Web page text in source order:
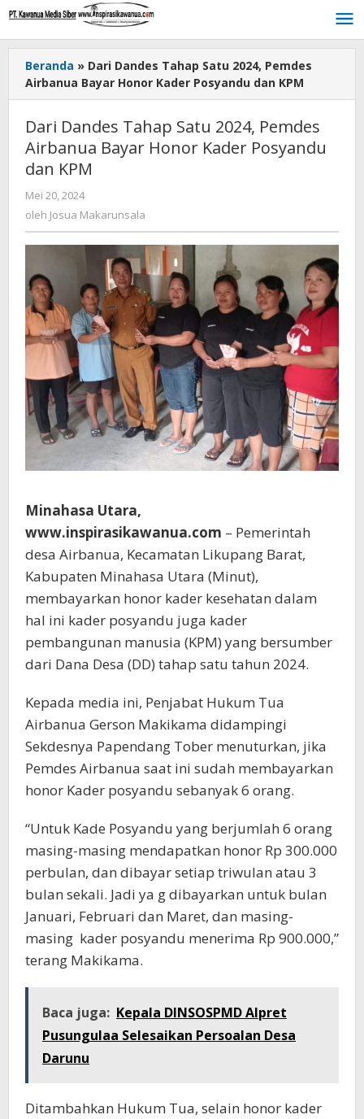
Lewati
konten
Beranda » Dari Dandes Tahap Satu 2024, Pemdes
Airbanua Bayar Honor Kader Posyandu dan KPM
Dari Dandes Tahap Satu 2024, Pemdes
Airbanua Bayar Honor Kader Posyandu
dan KPM
Mei 20, 2024
Josua
oleh Josua Makarunsala
Minahasa Utara,
www.inspirasikawanua.com – Pemerintah
desa Airbanua, Kecamatan Likupang Barat,
Kabupaten Minahasa Utara (Minut),
membayarkan honor kader kesehatan dalam
hal ini kader posyandu juga kader
pembangunan manusia (KPM) yang bersumber
dari Dana Desa (DD) tahap satu tahun 2024.
Kepada media ini, Penjabat Hukum Tua
Airbanua Gerson Makikama didampingi
Sekdesnya Papendang Tober menuturkan, jika
Pemdes Airbanua saat ini sudah membayarkan
honor Kader posyandu sebanyak 6 orang.
“Untuk Kade Posyandu yang berjumlah 6 orang
masing-masing mendapatkan honor Rp 300.000
perbulan, dan dibayar setiap triwulan atau 3
bulan sekali. Jadi ya g dibayarkan untuk bulan
Januari, Februari dan Maret, dan masing-
masing kader posyandu menerima Rp 900.000,”
terang Makikama.
Baca juga: Kepala DINSOSPMD Alpret
Pusungulaa Selesaikan Persoalan Desa
Darunu
Ditambahkan Hukum Tua, selain honor kader